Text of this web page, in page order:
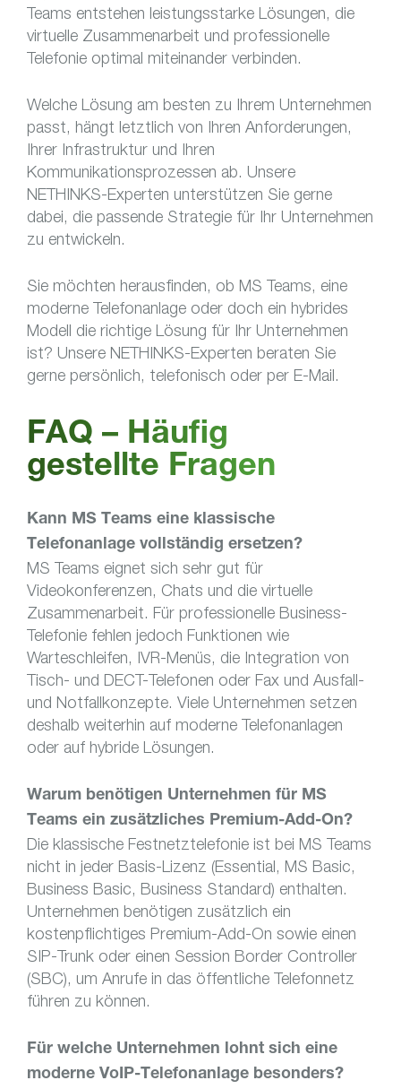
Teams entstehen leistungsstarke Lösungen, die
virtuelle Zusammenarbeit und professionelle
Telefonie optimal miteinander verbinden.
Welche Lösung am besten zu Ihrem Unternehmen
passt, hängt letztlich von Ihren Anforderungen,
Ihrer Infrastruktur und Ihren
Kommunikationsprozessen ab. Unsere
NETHINKS-Experten unterstützen Sie gerne
dabei, die passende Strategie für Ihr Unternehmen
zu entwickeln.
Sie möchten herausfinden, ob MS Teams, eine
moderne Telefonanlage oder doch ein hybrides
Modell die richtige Lösung für Ihr Unternehmen
ist? Unsere NETHINKS-Experten beraten Sie
gerne persönlich, telefonisch oder per E-Mail.
FAQ – Häufig
gestellte Fragen
Kann MS Teams eine klassische
Telefonanlage vollständig ersetzen?
MS Teams eignet sich sehr gut für
Videokonferenzen, Chats und die virtuelle
Zusammenarbeit. Für professionelle Business-
Telefonie fehlen jedoch Funktionen wie
Warteschleifen, IVR-Menüs, die Integration von
Tisch- und DECT-Telefonen oder Fax und Ausfall-
und Notfallkonzepte. Viele Unternehmen setzen
deshalb weiterhin auf moderne Telefonanlagen
oder auf hybride Lösungen.
Warum benötigen Unternehmen für MS
Teams ein zusätzliches Premium-Add-On?
Die klassische Festnetztelefonie ist bei MS Teams
nicht in jeder Basis-Lizenz (Essential, MS Basic,
Business Basic, Business Standard) enthalten.
Unternehmen benötigen zusätzlich ein
kostenpflichtiges Premium-Add-On sowie einen
SIP-Trunk oder einen Session Border Controller
(SBC), um Anrufe in das öffentliche Telefonnetz
führen zu können.
Für welche Unternehmen lohnt sich eine
moderne VoIP-Telefonanlage besonders?